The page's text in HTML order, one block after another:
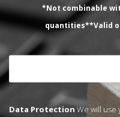
*Not combinable
quantities**Valid
Data ProtectionWe will use
Lo que
Todavía no la